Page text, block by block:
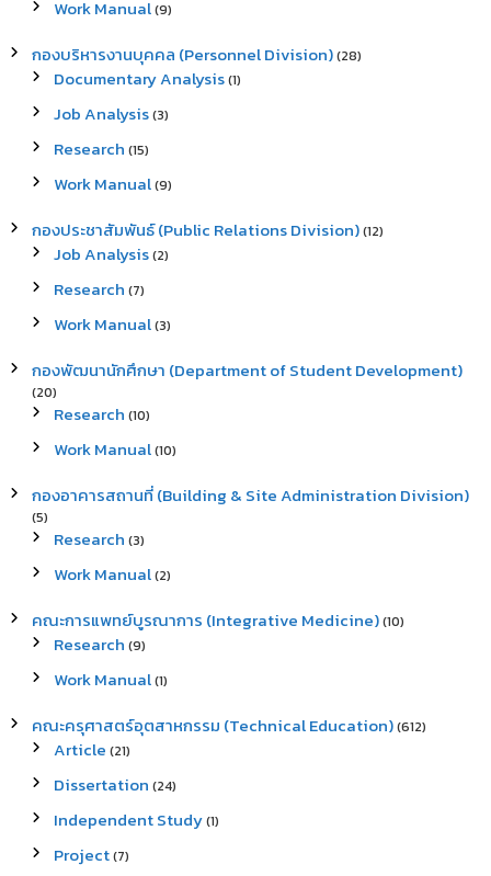
Work Manual(9)
กองบริหารงานบุคคล (Personnel Division)(28)
Documentary Analysis(1)
Job Analysis(3)
Research (15)
Work Manual(9)
กองประชาสัมพันธ์ (Public Relations Division)(12)
Job Analysis(2)
Research (7)
Work Manual(3)
กองพัฒนานักศึกษา (Department of Student Development)
(20)
Research (10)
Work Manual(10)
กองอาคารสถานที่ (Building & Site Administration Division)
(5)
Research (3)
Work Manual(2)
คณะการแพทย์บูรณาการ (Integrative Medicine)(10)
Research (9)
Work Manual(1)
คณะครุศาสตร์อุตสาหกรรม (Technical Education)(612)
Article (21)
Dissertation (24)
Independent Study(1)
Project(7)